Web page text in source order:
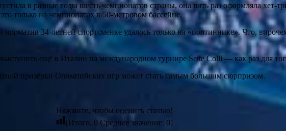
в разные годы шесть чемпионатов страны, она пять раз оформляла
только на чемпионатах в 50‑метровом бассейне.
34‑летней спортсменке удалось только на «полтиннике». Что,
ещё в Италии на международном турнире Sette Colli — как раз для
призёрки Олимпийских игр может стать самым большим сюрпризом.
Нажмите, чтобы оценить статью!
[Итого: 0 Среднее значение: 0]